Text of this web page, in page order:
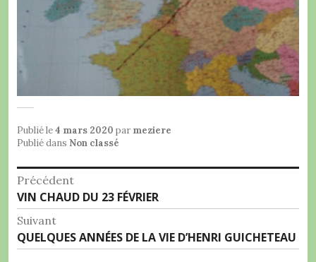
Publié le4 mars 2020 par meziere
Publié dans Non classé
Navigation
de
l’article
Précédent
Article
précédent :
VIN CHAUD DU 23 FÉVRIER
Suivant
Article
Suivant:
QUELQUES ANNÉES DE LA VIE D’HENRI GUICHETEAU